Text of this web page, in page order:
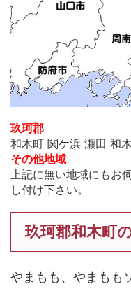
玖珂郡
和木町 関ケ浜 瀬田 和
その他地域
上記に無い地域にもお
し付け下さい。
玖珂郡和木町
やまもも、やまもも